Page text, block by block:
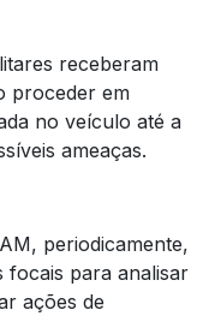
receberam
proceder em
no veículo até a
ameaças.
periodicamente,
focais para analisar
ações de